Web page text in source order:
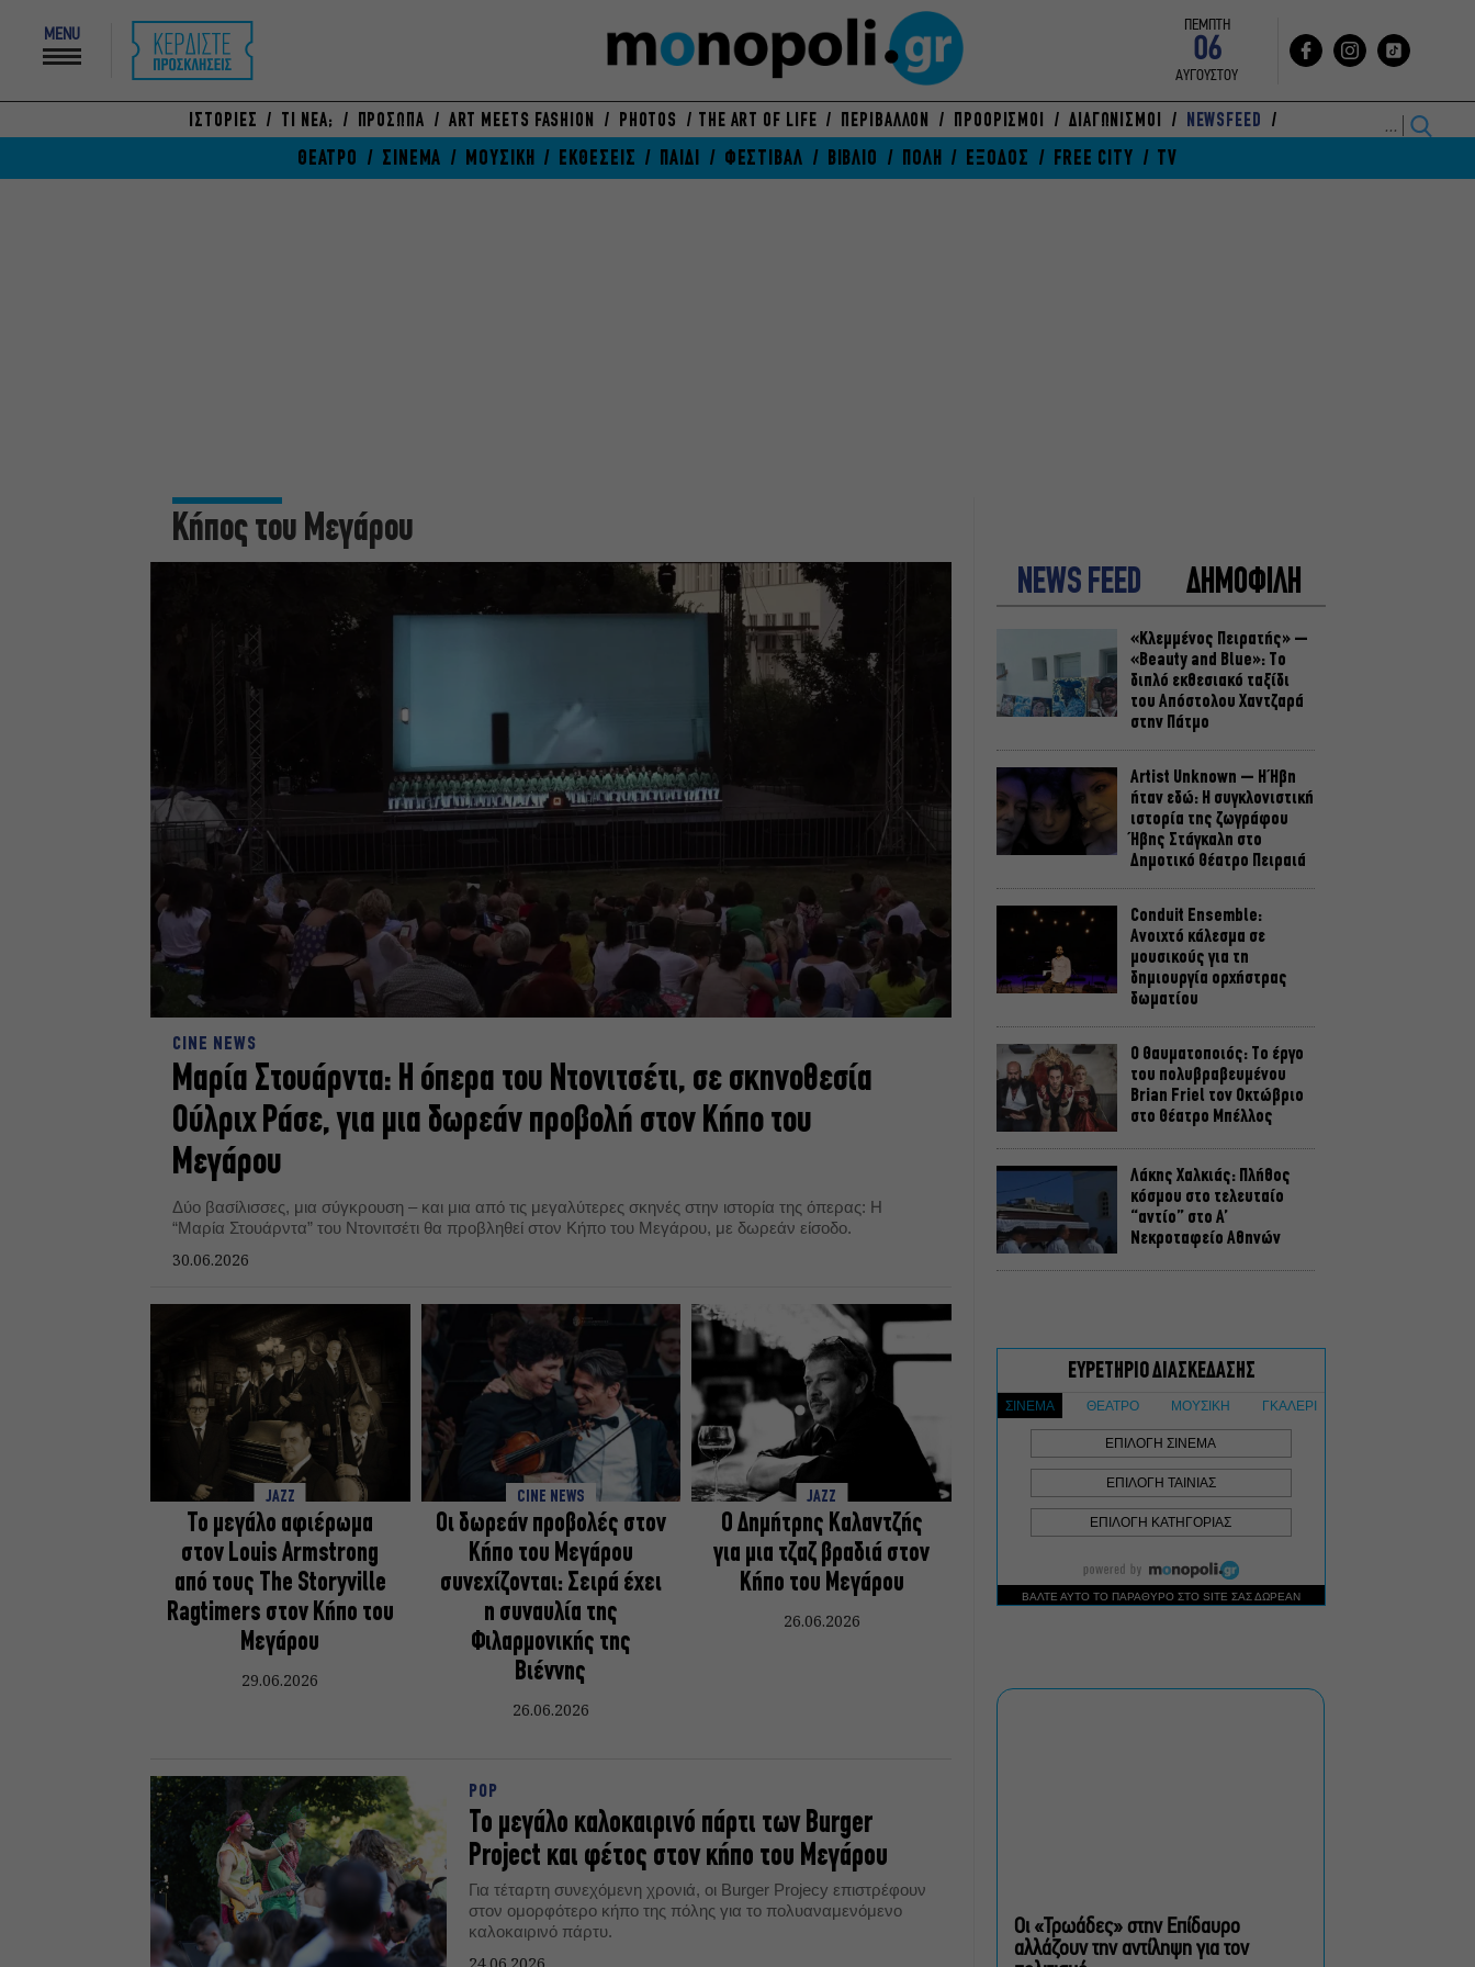
MENU
ΠΕΜΠΤΗ
06
ΑΥΓΟΥΣΤΟΥ
ΙΣΤΟΡΙΕΣ ΤΙ ΝΕΑ; ΠΡΟΣΩΠΑ ART MEETS FASHION PHOTOS THE ART OF LIFE ΠΕΡΙΒΑΛΛΟΝ ΠΡΟΟΡΙΣΜΟΙ ΔΙΑΓΩΝΙΣΜΟΙ NEWSFEED
ΘΕΑΤΡΟ ΣΙΝΕΜΑ ΜΟΥΣΙΚΗ ΕΚΘΕΣΕΙΣ ΠΑΙΔΙ ΦΕΣΤΙΒΑΛ ΒΙΒΛΙΟ ΠΟΛΗ ΕΞΟΔΟΣ FREE CITY TV
Κήπος του Μεγάρου
CINE NEWS
Μαρία Στουάρντα: Η όπερα του Ντονιτσέτι, σε σκηνοθεσία
Ούλριχ Ράσε, για μια δωρεάν προβολή στον Κήπο του
Μεγάρου
Δύο βασίλισσες, μια σύγκρουση – και μια από τις μεγαλύτερες σκηνές στην ιστορία της όπερας: Η
“Μαρία Στουάρντα” του Ντονιτσέτι θα προβληθεί στον Κήπο του Μεγάρου, με δωρεάν είσοδο.
30.06.2026
JAZZ
Το μεγάλο αφιέρωμα
στον Louis Armstrong
από τους The Storyville
Ragtimers στον Κήπο του
Μεγάρου
29.06.2026
CINE NEWS
Οι δωρεάν προβολές στον
Κήπο του Μεγάρου
συνεχίζονται: Σειρά έχει
η συναυλία της
Φιλαρμονικής της
Βιέννης
26.06.2026
JAZZ
Ο Δημήτρης Καλαντζής
για μια τζαζ βραδιά στον
Κήπο του Μεγάρου
26.06.2026
POP
Το μεγάλο καλοκαιρινό πάρτι των Burger
Project και φέτος στον κήπο του Μεγάρου
Για τέταρτη συνεχόμενη χρονιά, οι Burger Projecy επιστρέφουν
στον ομορφότερο κήπο της πόλης για το πολυαναμενόμενο
καλοκαιρινό πάρτυ.
NEWS FEED ΔΗΜΟΦΙΛΗ
«Κλεμμένος Πειρατής» –
«Beauty and Blue»: Το
διπλό εκθεσιακό ταξίδι
του Απόστολου Χαντζαρά
στην Πάτμο
Artist Unknown – Η Ήβη
ήταν εδώ: Η συγκλονιστική
ιστορία της ζωγράφου
Ήβης Στάγκαλη στο
Δημοτικό Θέατρο Πειραιά
Conduit Ensemble:
Ανοιχτό κάλεσμα σε
μουσικούς για τη
δημιουργία ορχήστρας
δωματίου
Ο Θαυματοποιός: Το έργο
του πολυβραβευμένου
Brian Friel τον Οκτώβριο
στο Θέατρο Μπέλλος
Λάκης Χαλκιάς: Πλήθος
κόσμου στο τελευταίο
“αντίο” στο Α’
Νεκροταφείο Αθηνών
Φθινόπωρο
αρχαιολογικός χώρος του
Ραμνούντος
Δήμος Αθηναίων:
Απομάκρυνση 240
τραπεζοκαθισμάτων σε 13
επιχειρησιακές δράσεις
Παγκόσμια πρεμιέρα για τη
Οι «Τρωάδες» στην Επίδαυρο
αλλάζουν την αντίληψη για τον